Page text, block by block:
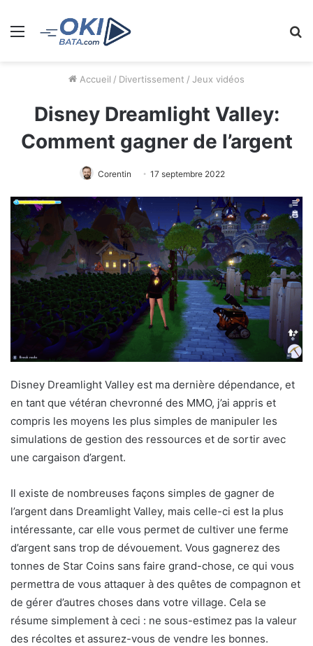
Menu
Accueil / Divertissement / Jeux vidéos
Disney Dreamlight Valley:
Comment gagner de l’argent
Corentin 17 septembre 2022
Disney Dreamlight Valley est ma dernière dépendance, et
en tant que vétéran chevronné des MMO, j’ai appris et
compris les moyens les plus simples de manipuler les
simulations de gestion des ressources et de sortir avec
une cargaison d’argent.
Il existe de nombreuses façons simples de gagner de
l’argent dans Dreamlight Valley, mais celle-ci est la plus
intéressante, car elle vous permet de cultiver une ferme
d’argent sans trop de dévouement. Vous gagnerez des
tonnes de Star Coins sans faire grand-chose, ce qui vous
permettra de vous attaquer à des quêtes de compagnon et
de gérer d’autres choses dans votre village. Cela se
résume simplement à ceci : ne sous-estimez pas la valeur
des récoltes et assurez-vous de vendre les bonnes.